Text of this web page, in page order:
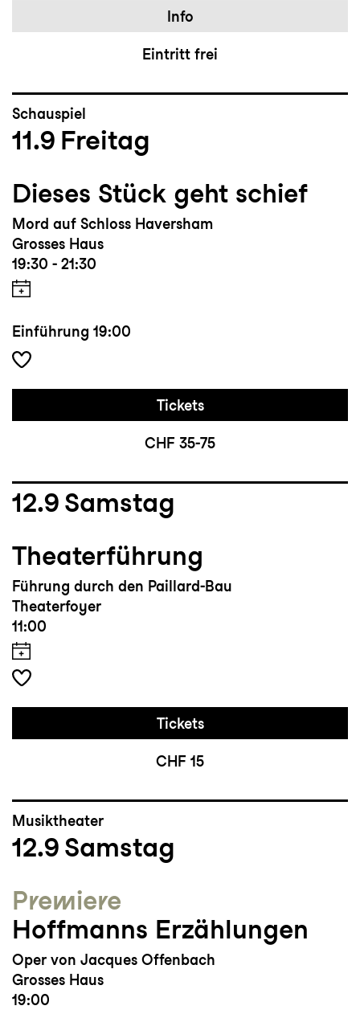
Info
Eintritt frei
Schauspiel
11.9 Freitag
Dieses Stück geht schief
Mord auf Schloss Haversham
Grosses Haus
19:30 - 21:30
Einführung 19:00
Tickets
CHF 35-75
12.9 Samstag
Theaterführung
Führung durch den Paillard-Bau
Theaterfoyer
11:00
Tickets
CHF 15
Musiktheater
12.9 Samstag
Premiere
Hoffmanns Erzählungen
Oper von Jacques Offenbach
Grosses Haus
19:00